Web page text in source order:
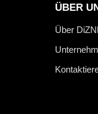
ÜBER
Über